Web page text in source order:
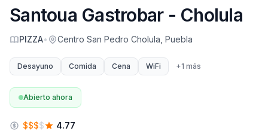
Santoua Gastrobar - Cholula
PIZZA• Centro San Pedro Cholula, Puebla
Desayuno Comida Cena WiFi +1 más
Abierto ahora
$$$$ 4.77